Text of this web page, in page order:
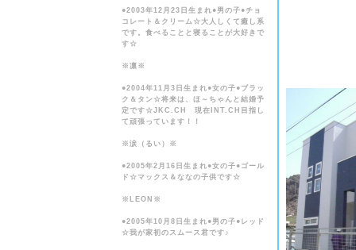
●2003年12月23日生まれ●男の子●チョ
コレート＆クリーム☆大人しくて癒し系
です。食べることと寝ることが大好きで
す☆
※凛※
●2004年11月3日生まれ●女の子●ブラッ
ク＆タン☆将来は、ほ～ちゃんと結婚予
定です☆JKC.CH 現在INT.CH目指し
て頑張っています！！
※涙（るい）※
●2005年2月16日生まれ●女の子●ゴール
ド☆マックス＆ななの子供です☆
※LEON※
●2005年10月8日生まれ●男の子●レッド
☆我が家初のスムース君です♪